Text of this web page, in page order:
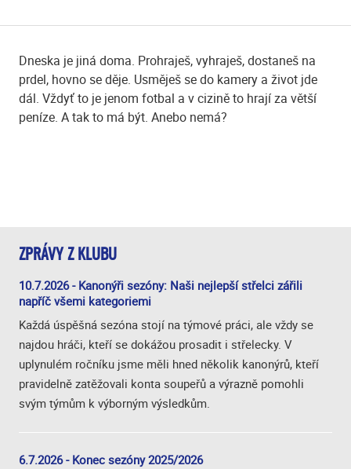
Dneska je jiná doma. Prohraješ, vyhraješ, dostaneš na
prdel, hovno se děje. Usměješ se do kamery a život jde
dál. Vždyť to je jenom fotbal a v cizině to hrají za větší
peníze. A tak to má být. Anebo nemá?
ZPRÁVY Z KLUBU
10.7.2026 - Kanonýři sezóny: Naši nejlepší střelci zářili
napříč všemi kategoriemi
Každá úspěšná sezóna stojí na týmové práci, ale vždy se
najdou hráči, kteří se dokážou prosadit i střelecky. V
uplynulém ročníku jsme měli hned několik kanonýrů, kteří
pravidelně zatěžovali konta soupeřů a výrazně pomohli
svým týmům k výborným výsledkům.
6.7.2026 - Konec sezóny 2025/2026